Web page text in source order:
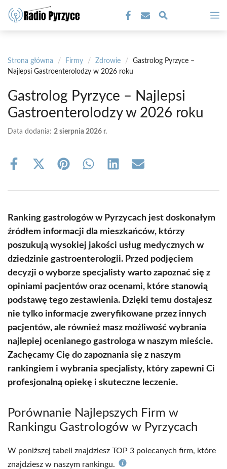
do
treści
Strona główna / Firmy / Zdrowie /
Gastrolog Pyrzyce –
Najlepsi Gastroenterolodzy w 2026 roku
Gastrolog Pyrzyce – Najlepsi
Gastroenterolodzy w 2026 roku
Data dodania: 2 sierpnia 2026 r.
Share
Share
(Twitter)
Share Share Share Share
Ranking gastrologów w Pyrzycach jest doskonałym
źródłem informacji dla mieszkańców, którzy
poszukują wysokiej jakości usług medycznych w
dziedzinie gastroenterologii. Przed podjęciem
decyzji o wyborze specjalisty warto zapoznać się z
opiniami pacjentów oraz ocenami, które stanowią
podstawę tego zestawienia. Dzięki temu dostajesz
nie tylko informacje zweryfikowane przez innych
pacjentów, ale również masz możliwość wybrania
najlepiej ocenianego gastrologa w naszym mieście.
Zachęcamy Cię do zapoznania się z naszym
rankingiem i wybrania specjalisty, który zapewni Ci
profesjonalną opiekę i skuteczne leczenie.
Porównanie Najlepszych Firm w
Rankingu Gastrologów w Pyrzycach
W poniższej tabeli znajdziesz TOP 3 polecanych firm, które
znajdziesz w naszym rankingu.